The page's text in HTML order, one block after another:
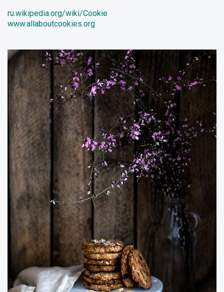
ru.wikipedia.org/wiki/Cookie
www.allaboutcookies.org